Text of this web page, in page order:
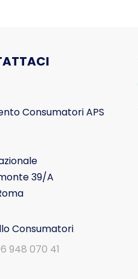
Consumatori APS
39/A
Consumatori
948 070 41